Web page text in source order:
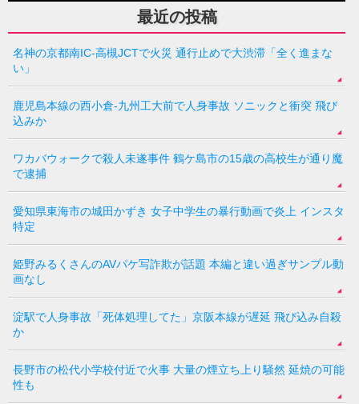
最近の投稿
名神の京都南IC-高槻JCTで火災 通行止めで大渋滞「全く進まな
い」
鹿児島本線の西小倉-九州工大前で人身事故 ソニックと衝突 飛び
込みか
ワカバウォークで殺人未遂事件 鶴ケ島市の15歳の高校生が通り魔
で逮捕
愛知県東海市の城田かずき 女子中学生の暴行動画で炎上 インスタ
特定
姫野みるくさんのAVパケ写詐欺が話題 本編と違い過ぎサンプル動
画なし
淀駅で人身事故「死体処理してた」京阪本線が遅延 飛び込み自殺
か
長野市の松代小学校付近で火事 大量の煙立ち上り騒然 延焼の可能
性も